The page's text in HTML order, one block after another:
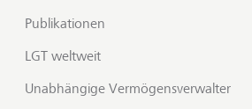
Publikationen
LGT weltweit
Unabhängige Vermögensverwalter